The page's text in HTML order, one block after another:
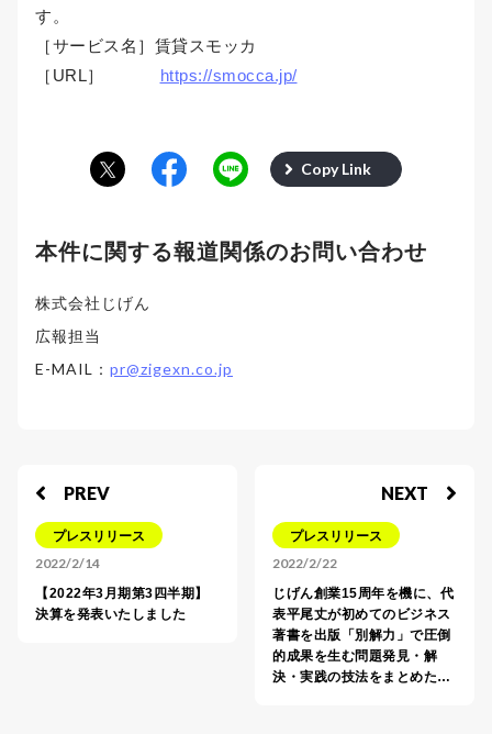
す。
［サービス名］賃貸スモッカ
［URL］ https://smocca.jp/
Copy Link
本件に関する報道関係のお問い合わせ
株式会社じげん
広報担当
E-MAIL： pr@zigexn.co.jp
PREV
プレスリリース
2022/2/14
【2022年3月期第3四半期】
決算を発表いたしました
NEXT
プレスリリース
2022/2/22
じげん創業15周年を機に、代
表平尾丈が初めてのビジネス
著書を出版「別解力」で圧倒
的成果を生む問題発見・解
決・実践の技法をまとめた…